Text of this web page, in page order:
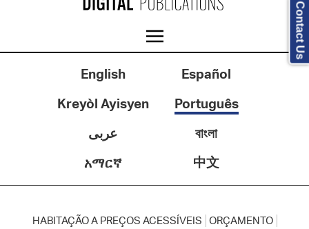
English
Español
Kreyòl Ayisyen
Português
عربى
বাংলা
አማርኛ
中文
HABITAÇÃO A PREÇOS ACESSÍVEIS ORÇAMENTO
Contact Us